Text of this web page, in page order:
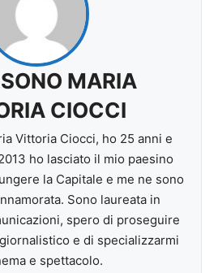
MARIA
CIOCCI
Vittoria Ciocci, ho 25 anni e
ho lasciato il mio paesino
la Capitale e me ne sono
Sono laureata in
spero di proseguire
e di specializzarmi
e spettacolo.